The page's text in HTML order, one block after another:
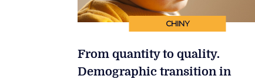
CHINY
From quantity to quality.
Demographic transition in